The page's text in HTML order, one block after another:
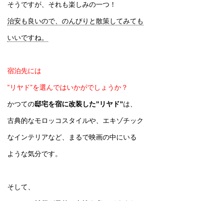
そうですが、それも楽しみの一つ！
治安も良いので、のんびりと散策してみても
いいですね。
宿泊先には
”リヤド”を選んではいかがでしょうか？
かつての邸宅を宿に改装した”リヤド”は、
古典的なモロッコスタイルや、エキゾチック
なインテリアなど、まるで映画の中にいる
ような気分です。
そして、